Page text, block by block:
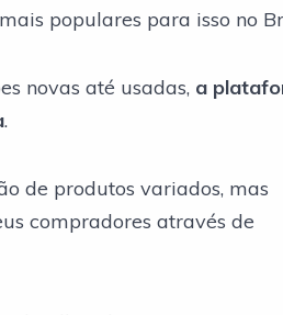
populares para isso no
novas até usadas, a
.
de produtos variados, mas
compradores através de